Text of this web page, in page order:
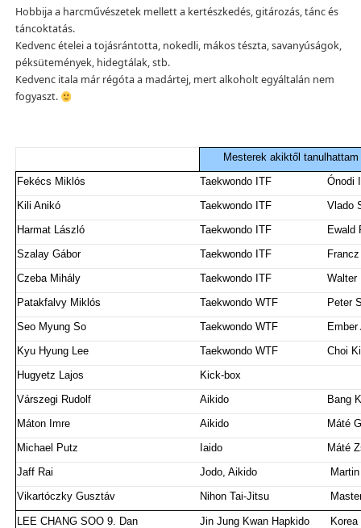
Hobbija a harcművészetek mellett a kertészkedés, gitározás, tánc és
táncoktatás.
Kedvenc ételei a tojásrántotta, nokedli, mákos tészta, savanyúságok,
péksütemények, hidegtálak, stb.
Kedvenc itala már régóta a madártej, mert alkoholt egyáltalán nem
fogyaszt.
Mesterek akiktől tanulhattam
Fekécs Miklós
Taekwondo ITF
Ónodi
Kili Anikó
Taekwondo ITF
Vlado
Harmat László
Taekwondo ITF
Ewald
Szalay Gábor
Taekwondo ITF
Czeba Mihály
Taekwondo ITF
Walter
Patakfalvy Miklós
Taekwondo WTF
Peter
Seo Myung So
Taekwondo WTF
Ember
Kyu Hyung Lee
Taekwondo WTF
Choi
Hugyetz Lajos
Kick-box
Várszegi Rudolf
Aikido
Bang
Máton Imre
Aikido
Máté
Michael Putz
Iaido
Máté
Jaff Rai
Jodo, Aikido
Vikartóczky Gusztáv
Nihon Tai-Jitsu
LEE CHANG SOO 9. Dan Jin Jung Kwan Hapkido Korea